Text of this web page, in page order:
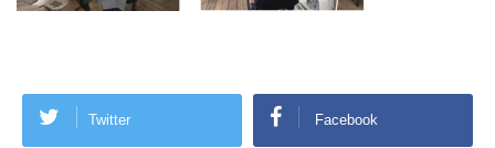
Twitter Facebook